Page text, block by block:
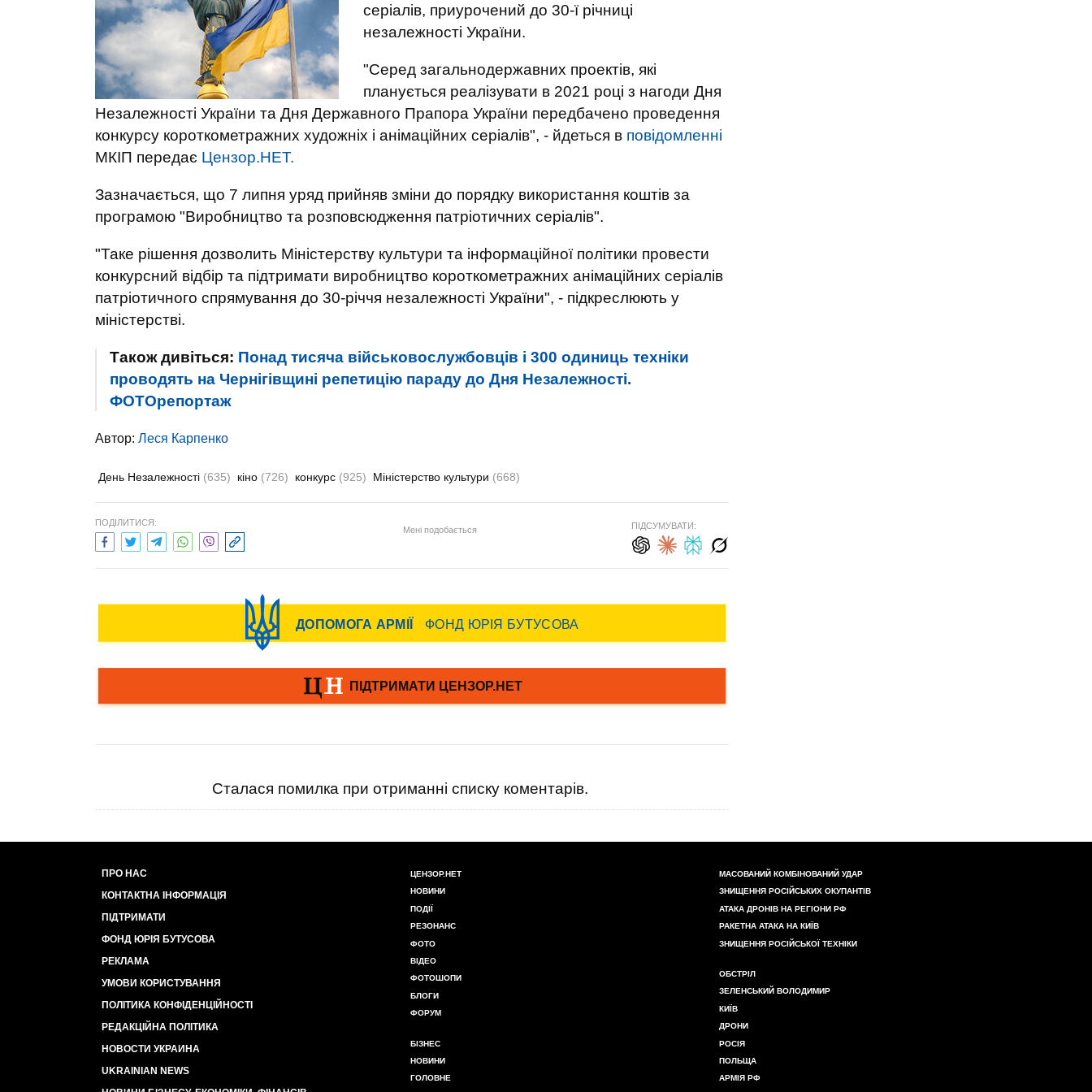
серіалів, приурочений до 30-ї річниці
незалежності України.
"Серед загальнодержавних проектів, які
планується реалізувати в 2021 році з нагоди Дня
Незалежності України та Дня Державного Прапора України передбачено проведення
конкурсу короткометражних художніх і анімаційних серіалів", - йдеться в повідомленні
МКІП передає Цензор.НЕТ.
Зазначається, що 7 липня уряд прийняв зміни до порядку використання коштів за
програмою "Виробництво та розповсюдження патріотичних серіалів".
"Таке рішення дозволить Міністерству культури та інформаційної політики провести
конкурсний відбір та підтримати виробництво короткометражних анімаційних серіалів
патріотичного спрямування до 30-річчя незалежності України", - підкреслюють у
міністерстві.
Також дивіться: Понад тисяча військовослужбовців і 300 одиниць техніки
проводять на Чернігівщині репетицію параду до Дня Незалежності.
ФОТОрепортаж
Автор: Леся Карпенко
День Незалежності (635) кіно (726) конкурс (925) Міністерство культури (668)
ПОДІЛИТИСЯ:
Мені подобається ПІДСУМУВАТИ:
Сталася помилка при отриманні списку коментарів.
ПРО НАС
КОНТАКТНА ІНФОРМАЦІЯ
ПІДТРИМАТИ
ФОНД ЮРІЯ БУТУСОВА
РЕКЛАМА
УМОВИ КОРИСТУВАННЯ
ПОЛІТИКА КОНФІДЕНЦІЙНОСТІ
РЕДАКЦІЙНА ПОЛІТИКА
НОВОСТИ УКРАИНА
UKRAINIAN NEWS
ЦЕНЗОР.НЕТ
НОВИНИ
ПОДІЇ
РЕЗОНАНС
ФОТО
ВІДЕО
ФОТОШОПИ
БЛОГИ
ФОРУМ
БІЗНЕС
НОВИНИ
ГОЛОВНЕ
МАСОВАНИЙ КОМБІНОВАНИЙ УДАР
ЗНИЩЕННЯ РОСІЙСЬКИХ ОКУПАНТІВ
АТАКА ДРОНІВ НА РЕГІОНИ РФ
РАКЕТНА АТАКА НА КИЇВ
ЗНИЩЕННЯ РОСІЙСЬКОЇ ТЕХНІКИ
ОБСТРІЛ
ЗЕЛЕНСЬКИЙ ВОЛОДИМИР
КИЇВ
ДРОНИ
РОСІЯ
ПОЛЬЩА
АРМІЯ РФ